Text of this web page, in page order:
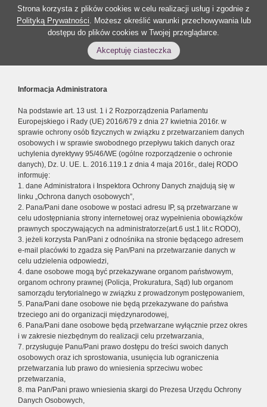
Strona korzysta z plików cookies w celu realizacji usług i zgodnie z
Polityką Prywatności. Możesz określić warunki przechowywania lub
dostępu do plików cookies w Twojej przeglądarce.
Akceptuję ciasteczka
Informacja Administratora
Na podstawie art. 13 ust. 1 i 2 Rozporządzenia Parlamentu
Europejskiego i Rady (UE) 2016/679 z dnia 27 kwietnia 2016r. w
sprawie ochrony osób fizycznych w związku z przetwarzaniem danych
osobowych i w sprawie swobodnego przepływu takich danych oraz
uchylenia dyrektywy 95/46/WE (ogólne rozporządzenie o ochronie
danych), Dz. U. UE. L. 2016.119.1 z dnia 4 maja 2016r., dalej RODO
informuję:
1. dane Administratora i Inspektora Ochrony Danych znajdują się w
linku „Ochrona danych osobowych”,
2. Pana/Pani dane osobowe w postaci adresu IP, są przetwarzane w
celu udostępniania strony internetowej oraz wypełnienia obowiązków
prawnych spoczywających na administratorze(art.6 ust.1 lit.c RODO),
3. jeżeli korzysta Pan/Pani z odnośnika na stronie będącego adresem
e-mail placówki to zgadza się Pan/Pani na przetwarzanie danych w
celu udzielenia odpowiedzi,
4. dane osobowe mogą być przekazywane organom państwowym,
organom ochrony prawnej (Policja, Prokuratura, Sąd) lub organom
samorządu terytorialnego w związku z prowadzonym postępowaniem,
5. Pana/Pani dane osobowe nie będą przekazywane do państwa
trzeciego ani do organizacji międzynarodowej,
6. Pana/Pani dane osobowe będą przetwarzane wyłącznie przez okres
i w zakresie niezbędnym do realizacji celu przetwarzania,
7. przysługuje Panu/Pani prawo dostępu do treści swoich danych
osobowych oraz ich sprostowania, usunięcia lub ograniczenia
przetwarzania lub prawo do wniesienia sprzeciwu wobec
przetwarzania,
8. ma Pan/Pani prawo wniesienia skargi do Prezesa Urzędu Ochrony
Danych Osobowych,